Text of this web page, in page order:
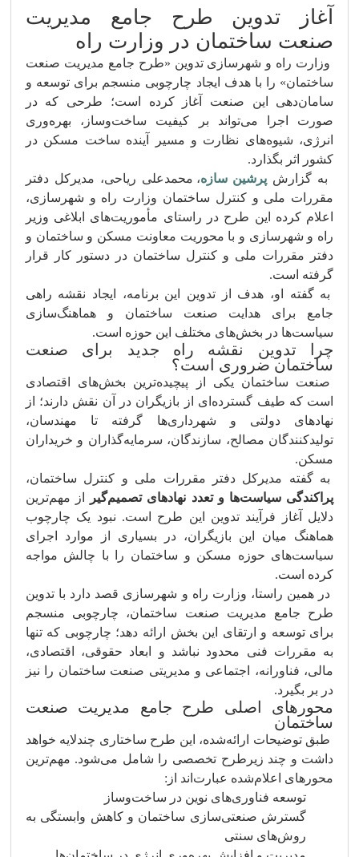
آغاز تدوین طرح جامع مدیریت
صنعت ساختمان در وزارت راه
وزارت راه و شهرسازی تدوین «طرح جامع مدیریت صنعت
ساختمان» را با هدف ایجاد چارچوبی منسجم برای توسعه و
سامان‌دهی این صنعت آغاز کرده است؛ طرحی که در
صورت اجرا می‌تواند بر کیفیت ساخت‌وساز، بهره‌وری
انرژی، شیوه‌های نظارت و مسیر آینده ساخت مسکن در
کشور اثر بگذارد.
به گزارش پرشین سازه، محمدعلی ریاحی، مدیرکل دفتر
مقررات ملی و کنترل ساختمان وزارت راه و شهرسازی،
اعلام کرده این طرح در راستای مأموریت‌های ابلاغی وزیر
راه و شهرسازی و با محوریت معاونت مسکن و ساختمان و
دفتر مقررات ملی و کنترل ساختمان در دستور کار قرار
گرفته است.
به گفته او، هدف از تدوین این برنامه، ایجاد نقشه راهی
جامع برای هدایت صنعت ساختمان و هماهنگ‌سازی
سیاست‌ها در بخش‌های مختلف این حوزه است.
چرا تدوین نقشه راه جدید برای صنعت
ساختمان ضروری است؟
صنعت ساختمان یکی از پیچیده‌ترین بخش‌های اقتصادی
است که طیف گسترده‌ای از بازیگران در آن نقش دارند؛ از
نهادهای دولتی و شهرداری‌ها گرفته تا مهندسان،
تولیدکنندگان مصالح، سازندگان، سرمایه‌گذاران و خریداران
مسکن.
به گفته مدیرکل دفتر مقررات ملی و کنترل ساختمان،
پراکندگی سیاست‌ها و تعدد نهادهای تصمیم‌گیر
از مهم‌ترین
دلایل آغاز فرآیند تدوین این طرح است. نبود یک چارچوب
هماهنگ میان این بازیگران، در بسیاری از موارد اجرای
سیاست‌های حوزه مسکن و ساختمان را با چالش مواجه
کرده است.
در همین راستا، وزارت راه و شهرسازی قصد دارد با تدوین
طرح جامع مدیریت صنعت ساختمان، چارچوبی منسجم
برای توسعه و ارتقای این بخش ارائه دهد؛ چارچوبی که تنها
به مقررات فنی محدود نباشد و ابعاد حقوقی، اقتصادی،
مالی، فناورانه، اجتماعی و مدیریتی صنعت ساختمان را نیز
در بر بگیرد.
محورهای اصلی طرح جامع مدیریت صنعت
ساختمان
طبق توضیحات ارائه‌شده، این طرح ساختاری چندلایه خواهد
داشت و چند زیرطرح تخصصی را شامل می‌شود. مهم‌ترین
محورهای اعلام‌شده عبارت‌اند از:
توسعه فناوری‌های نوین در ساخت‌وساز
گسترش صنعتی‌سازی ساختمان و کاهش وابستگی به
روش‌های سنتی